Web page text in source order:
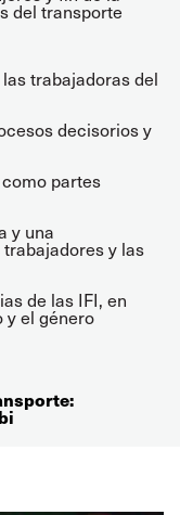
del transporte
trabajadoras del
decisorios y
partes
y una
y las
de las IFI, en
y el género